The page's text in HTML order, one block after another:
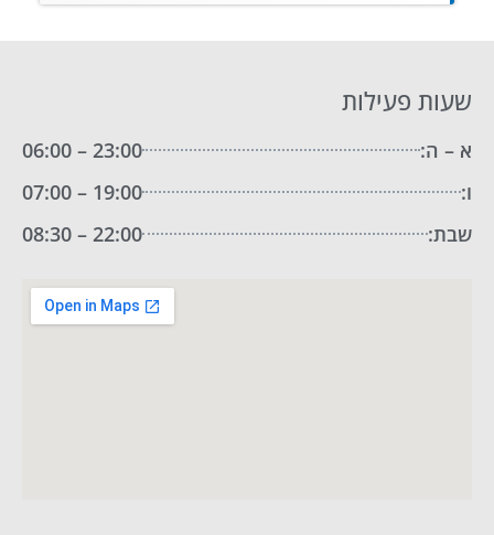
שעות פעילות
א – ה:
23:00 – 06:00
ו:
19:00 – 07:00
שבת:
22:00 – 08:30